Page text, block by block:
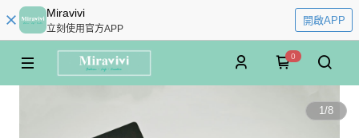
Miravivi
立刻使用官方APP
開啟APP
0
1/8